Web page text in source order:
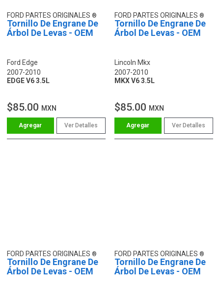
FORD PARTES ORIGINALES
Tornillo De Engrane De
Árbol De Levas - OEM
Ford Edge
2007-2010
EDGE V6 3.5L
$85.00 MXN
Ver Detalles
FORD PARTES ORIGINALES
Tornillo De Engrane De
Árbol De Levas - OEM
Lincoln Mkx
2007-2010
MKX V6 3.5L
$85.00 MXN
Ver Detalles
FORD PARTES ORIGINALES
Tornillo De Engrane De
Árbol De Levas - OEM
FORD PARTES ORIGINALES
Tornillo De Engrane De
Árbol De Levas - OEM